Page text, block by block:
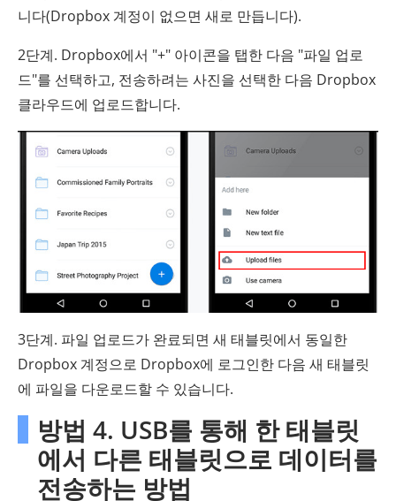
니다(Dropbox 계정이 없으면 새로 만듭니다).
2단계. Dropbox에서 "+" 아이콘을 탭한 다음 "파일 업로
드"를 선택하고, 전송하려는 사진을 선택한 다음 Dropbox
클라우드에 업로드합니다.
3단계. 파일 업로드가 완료되면 새 태블릿에서 동일한
Dropbox 계정으로 Dropbox에 로그인한 다음 새 태블릿
에 파일을 다운로드할 수 있습니다.
방법 4. USB를 통해 한 태블릿
에서 다른 태블릿으로 데이터를
전송하는 방법